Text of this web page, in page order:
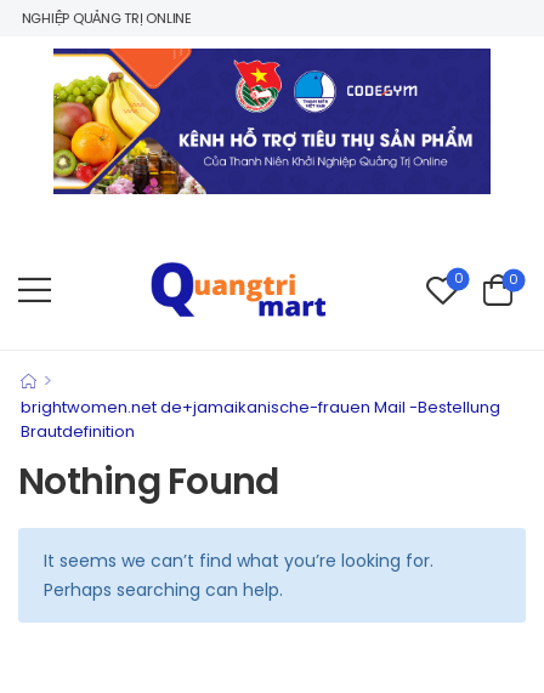
QUẢNG TRỊ ONLINE
0 0
>
brightwomen.net de+jamaikanische-frauen Mail -Bestellung
Brautdefinition
Nothing Found
It seems we can’t find what you’re looking for.
Perhaps searching can help.